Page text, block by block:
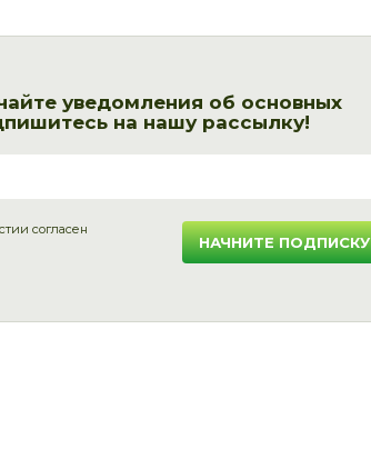
уведомления об основных
на нашу рассылку!
и согласен
НАЧНИТЕ ПОДПИСКУ